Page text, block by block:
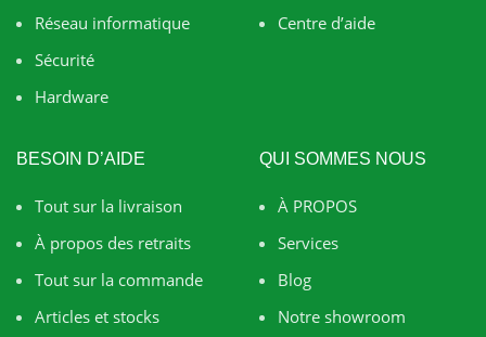
Réseau informatique
Sécurité
Hardware
Centre d’aide
BESOIN D’AIDE
Tout sur la livraison
À propos des retraits
Tout sur la commande
Articles et stocks
QUI SOMMES NOUS
À PROPOS
Services
Blog
Notre showroom